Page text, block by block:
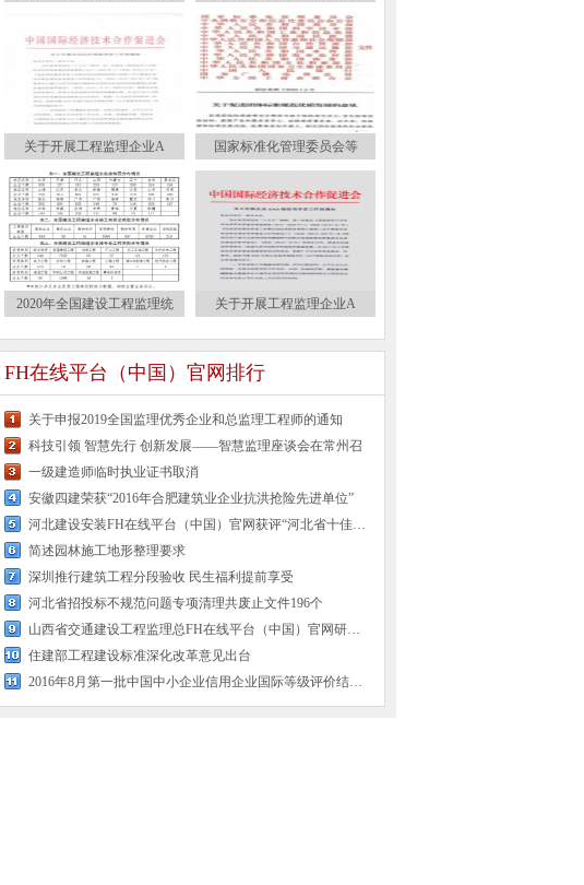
关于开展工程监理企业A 国家标准化管理委员会等
2020年全国建设工程监理统 关于开展工程监理企业A
FH在线平台（中国）官网排行
关于申报2019全国监理优秀企业和总监理工程师的通知
科技引领 智慧先行 创新发展——智慧监理座谈会在常州召
一级建造师临时执业证书取消
安徽四建荣获“2016年合肥建筑业企业抗洪抢险先进单位”
河北建设安装FH在线平台（中国）官网获评“河北省十佳诚信企业”
简述园林施工地形整理要求
深圳推行建筑工程分段验收 民生福利提前享受
河北省招投标不规范问题专项清理共废止文件196个
山西省交通建设工程监理总FH在线平台（中国）官网研发的两项成果获得国家
住建部工程建设标准深化改革意见出台
2016年8月第一批中国中小企业信用企业国际等级评价结果公